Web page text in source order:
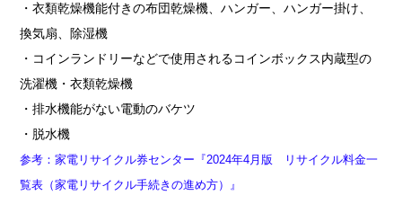
・衣類乾燥機能付きの布団乾燥機、ハンガー、ハンガー掛け、
換気扇、除湿機
・コインランドリーなどで使用されるコインボックス内蔵型の
洗濯機・衣類乾燥機
・排水機能がない電動のバケツ
・脱水機
参考：家電リサイクル券センター『2024年4月版 リサイクル料金一
覧表（家電リサイクル手続きの進め方）』